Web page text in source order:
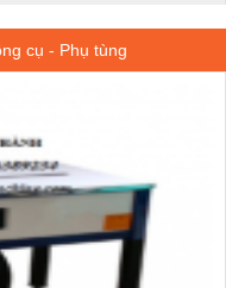
cụ - Phụ tùng